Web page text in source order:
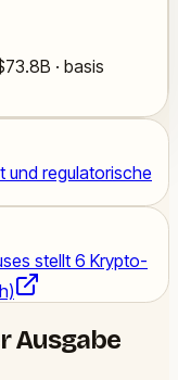
· basis
und regulatorische
stellt 6 Krypto-
Ausgabe